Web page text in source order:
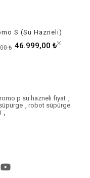
S (Su Hazneli)
46.999,00 ₺
₺
p su hazneli fiyat
robot süpürge